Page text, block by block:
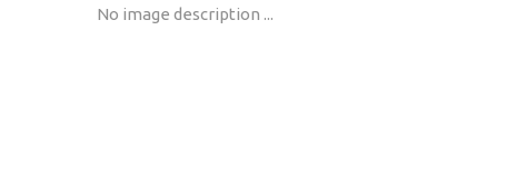
No image description ...